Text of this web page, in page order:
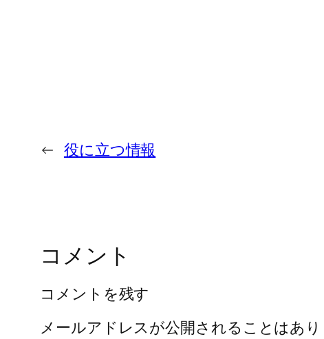
← 役に立つ情報
コメント
コメントを残す
メールアドレスが公開されることはあり